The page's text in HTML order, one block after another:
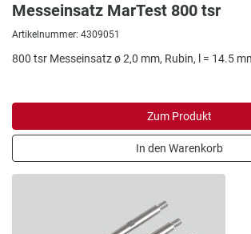
Messeinsatz MarTest 800 tsr
Artikelnummer: 4309051
800 tsr Messeinsatz ø 2,0 mm, Rubin, l = 14.5
Zum Produkt
In den Warenkorb